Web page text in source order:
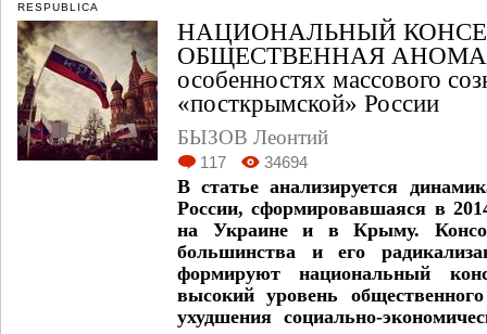
RESPUBLICA
НАЦИОНАЛЬНЫЙ
ОБЩЕСТВЕННАЯ
особенностях массового
«посткрымской» России
БЫЗОВ Леонтий
117 34694
В статье анализируется
России, сформировавшаяся в
на Украине и в Крыму.
большинства и его
формируют национальный
высокий уровень
ухудшения социально-